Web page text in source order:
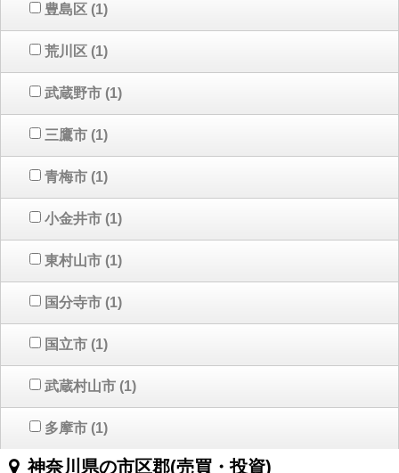
豊島区 (1)
荒川区 (1)
武蔵野市 (1)
三鷹市 (1)
青梅市 (1)
小金井市 (1)
東村山市 (1)
国分寺市 (1)
国立市 (1)
武蔵村山市 (1)
多摩市 (1)
神奈川県の市区郡(売買・投資)